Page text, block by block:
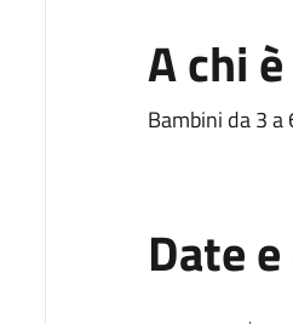
A chi
Bambini da 3 a
Date